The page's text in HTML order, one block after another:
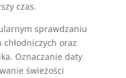
czas.
sprawdzaniu
oraz
Oznaczanie daty
świeżości